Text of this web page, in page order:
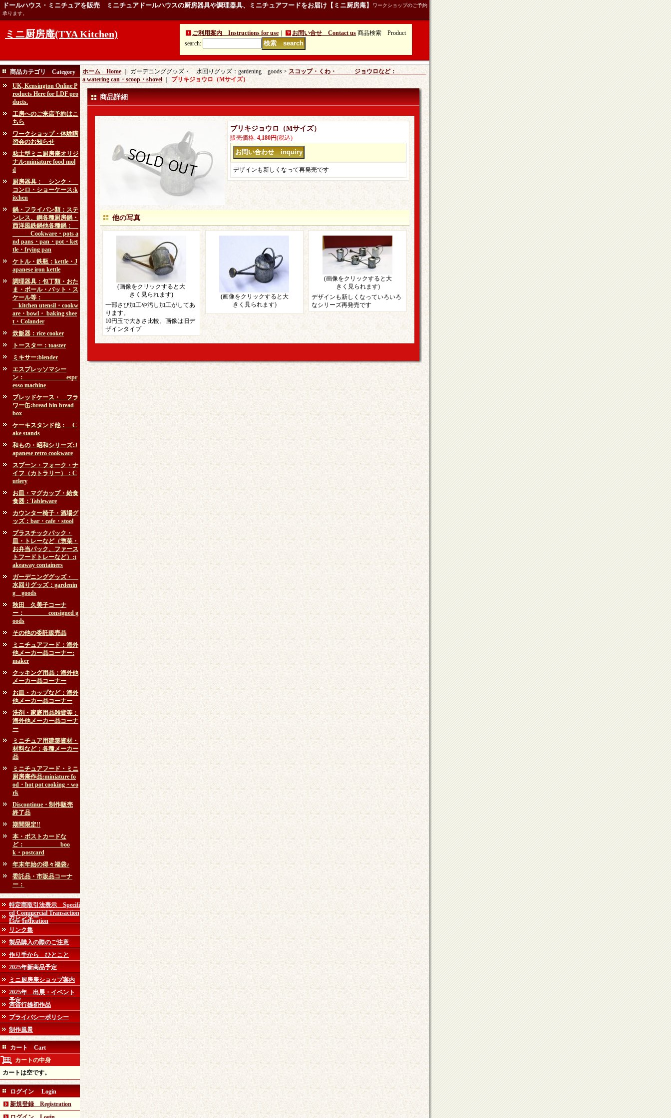
ドールハウス・ミニチュアを販売 ミニチュアドールハウスの厨房器具や調理器具、ミニチュアフードをお届け【ミニ厨房庵】
ワークショップのご予約
承ります。
ミニ厨房庵(TYA Kitchen) ご利用案内 Instructions for use お問い合せ Contact us 商品検索 Product
search:
商品カテゴリ Category
UK, Kensington Online P
roducts Here for LDF pro
ducts.
工房へのご来店予約はこ
ちら
ワークショップ・体験講
習会のお知らせ
粘土型ミニ厨房庵オリジ
ナル:miniature food mol
d
厨房器具： シンク・
コンロ・ショーケース:k
itchen
鍋・フライパン類：ステ
ンレス、銅各種厨房鍋・
西洋風鉄鍋他各種鍋：
Cookware・pots a
nd pans・pan・pot・ket
tle・frying pan
ケトル・鉄瓶：kettle・J
apanese iron kettle
調理器具：包丁類・おた
ま・ボール・バット・ス
ケール等：
kitchen utensil・cookw
are・bowl・ baking shee
t・Colander
炊飯器：rice cooker
トースター：toaster
ミキサー:blender
エスプレッソマシー
ン： espr
esso machine
ブレッドケース・ フラ
ワー缶:bread bin bread
box
ケーキスタンド他： C
ake stands
和もの・昭和シリーズ:J
apanese retro cookware
スプーン・フォーク・ナ
イフ（カトラリー）：C
utlery
お皿・マグカップ・給食
食器：Tableware
カウンター椅子・酒場グ
ッズ：bar・cafe・stool
プラスチックパック・
皿・トレーなど（惣菜・
お弁当パック、ファース
トフードトレーなど）:t
akeaway containers
ガーデニンググッズ・
水回りグッズ：gardenin
g goods
秋田 久美子コーナ
ー： consigned g
oods
その他の委託販売品
ミニチュアフード：海外
他メーカー品コーナー:
maker
クッキング用品：海外他
メーカー品コーナー
お皿・カップなど：海外
他メーカー品コーナー
洗剤・家庭用品雑貨等：
海外他メーカー品コーナ
ー
ミニチュア用建築資材・
材料など：各種メーカー
品
ミニチュアフード・ミニ
厨房庵作品:miniature fo
od・hot pot cooking・wo
rk
Discontinue・制作販売
終了品
期間限定!!
本・ポストカードな
ど： boo
k・postcard
年末年始の得々福袋♪
委託品・市販品コーナ
ー：
特定商取引法表示 Specifi
ed Commercial Transaction
Law Indication
カレンダー
リンク集
製品購入の際のご注意
作り手から ひとこと
2025年新商品予定
ミニ厨房庵ショップ案内
2025年 出展・イベント
予定
河合行雄初作品
プライバシーポリシー
制作風景
カート Cart
カートの中身
カートは空です。
ログイン Login
新規登録 Registration
ホーム Home ｜ ガーデニンググッズ・ 水回りグッズ：gardening goods > スコップ・くわ・ ジョウロなど：
a watering can・scoop・shovel
ブリキジョウロ（Mサイズ）
商品詳細
ブリキジョウロ（Mサイズ）
販売価格: 4,180円(税込)
デザインも新しくなって再発売です
他の写真
(画像をクリックすると大
きく見られます)
一部さび加工や汚し加工がしてあ
ります。
10円玉で大きさ比較。画像は旧デ
ザインタイプ
(画像をクリックすると大
きく見られます)
(画像をクリックすると大
きく見られます)
デザインも新しくなっていろいろ
なシリーズ再発売です